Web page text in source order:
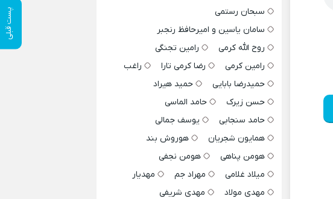
پست قبلی
سبحان رستمی
سامان یاسین و امیرحافظ رنجبر
روح الله کرمی
رامین تجنگی
رامین کرمی
رضا کرمی تارا
راغب
حمیدرضا بابایی
حمید هیراد
حسن زیرک
حامد الماسی
حامد سنجابی
یوسف جمالی
همایون شجریان
هوروش بند
هومن پناهی
هومن نجفی
میلاد غلامی
مهراد جم
مهدیار
مهدی مولاد
مهدی شریفی